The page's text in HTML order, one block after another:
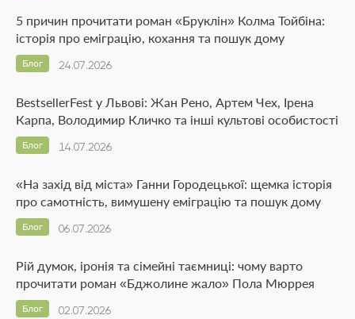
5 причин прочитати роман «Бруклін» Колма Тойбіна:
історія про еміграцію, кохання та пошук дому
24.07.2026
Блог
BestsellerFest у Львові: Жан Рено, Артем Чех, Ірена
Карпа, Володимир Кличко та інші культові особистості
14.07.2026
Блог
«На захід від міста» Ганни Городецької: щемка історія
про самотність, вимушену еміграцію та пошук дому
06.07.2026
Блог
Рій думок, іронія та сімейні таємниці: чому варто
прочитати роман «Бджолине жало» Пола Мюррея
02.07.2026
Блог